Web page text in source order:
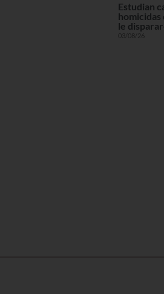
Estudian
homicidas
le
03/08/26